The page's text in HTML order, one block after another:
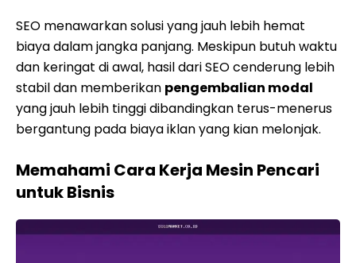
SEO menawarkan solusi yang jauh lebih hemat
biaya dalam jangka panjang. Meskipun butuh waktu
dan keringat di awal, hasil dari SEO cenderung lebih
stabil dan memberikan pengembalian modal
yang jauh lebih tinggi dibandingkan terus-menerus
bergantung pada biaya iklan yang kian melonjak.
Memahami Cara Kerja Mesin Pencari
untuk Bisnis